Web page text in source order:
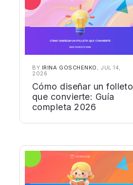
BY IRINA GOSCHENKO , JUL 14,
2026
Cómo diseñar un folleto
que convierte: Guía
completa 2026